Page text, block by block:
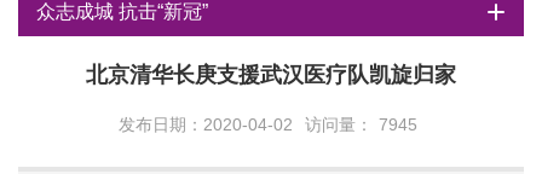
众志成城 抗击“新冠”
北京清华长庚支援武汉医疗队凯旋归家
发布日期：2020-04-02 访问量： 7945